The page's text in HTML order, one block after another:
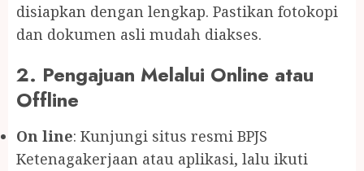
disiapkan dengan lengkap. Pastikan fotokopi
dan dokumen asli mudah diakses.
2. Pengajuan Melalui Online atau
Offline
On line: Kunjungi situs resmi BPJS
Ketenagakerjaan atau aplikasi, lalu ikuti